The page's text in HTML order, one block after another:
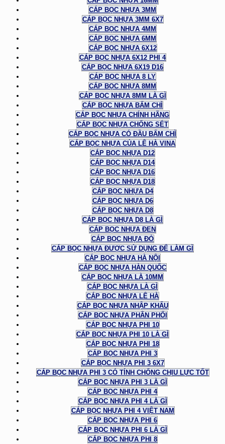
CÁP BỌC NHỰA 3MM
CÁP BỌC NHỰA 3MM 6X7
CÁP BỌC NHỰA 4MM
CÁP BỌC NHỰA 6MM
CÁP BỌC NHỰA 6X12
CÁP BỌC NHỰA 6X12 PHI 4
CÁP BỌC NHỰA 6X19 D16
CÁP BỌC NHỰA 8 LY
CÁP BỌC NHỰA 8MM
CÁP BỌC NHỰA 8MM LÀ GÌ
CÁP BỌC NHỰA BẤM CHÌ
CÁP BỌC NHỰA CHÍNH HÃNG
CÁP BỌC NHỰA CHỐNG SÉT
CÁP BỌC NHỰA CÓ ĐẦU BẤM CHÌ
CÁP BỌC NHỰA CỦA LÊ HÀ VINA
CÁP BỌC NHỰA D12
CÁP BỌC NHỰA D14
CÁP BỌC NHỰA D16
CÁP BỌC NHỰA D18
CÁP BỌC NHỰA D4
CÁP BỌC NHỰA D6
CÁP BỌC NHỰA D8
CÁP BỌC NHỰA D8 LÀ GÌ
CÁP BỌC NHỰA ĐEN
CÁP BỌC NHỰA ĐỎ
CÁP BỌC NHỰA ĐƯỢC SỬ DỤNG ĐỂ LÀM GÌ
CÁP BỌC NHỰA HÀ NỘI
CÁP BỌC NHỰA HÀN QUỐC
CÁP BỌC NHỰA LÀ 10MM
CÁP BỌC NHỰA LÀ GÌ
CÁP BỌC NHỰA LÊ HÀ
CÁP BỌC NHỰA NHẬP KHẨU
CÁP BỌC NHỰA PHÂN PHỐI
CÁP BỌC NHỰA PHI 10
CÁP BỌC NHỰA PHI 10 LÀ GÌ
CÁP BỌC NHỰA PHI 18
CÁP BỌC NHỰA PHI 3
CÁP BỌC NHỰA PHI 3 6X7
CÁP BỌC NHỰA PHI 3 CÓ TÍNH CHỐNG CHỊU LỰC TỐT
CÁP BỌC NHỰA PHI 3 LÀ GÌ
CÁP BỌC NHỰA PHI 4
CÁP BỌC NHỰA PHI 4 LÀ GÌ
CÁP BỌC NHỰA PHI 4 VIỆT NAM
CÁP BỌC NHỰA PHI 6
CÁP BỌC NHỰA PHI 6 LÀ GÌ
CÁP BỌC NHỰA PHI 8